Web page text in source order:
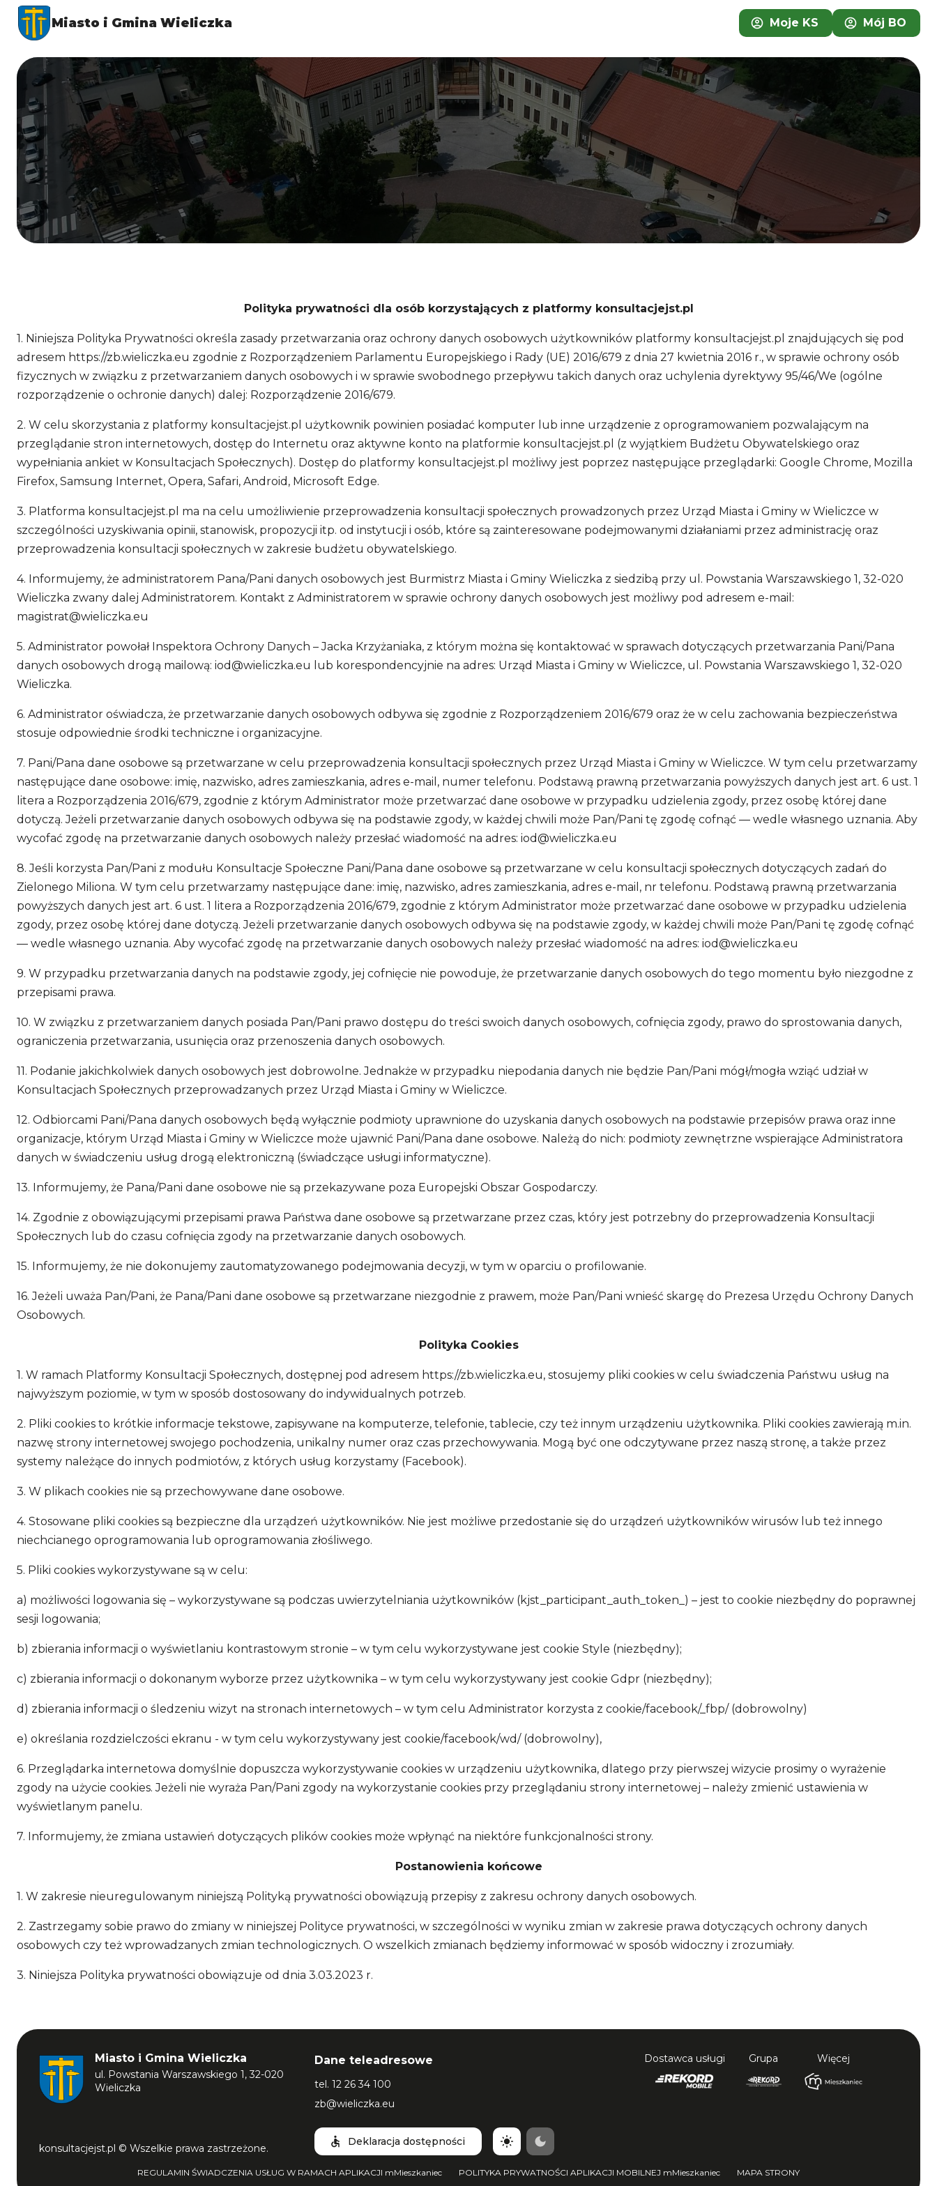
Miasto i Gmina Wieliczka Moje KS Mój BO
Polityka prywatności dla osób korzystających z platformy konsultacjejst.pl
1. Niniejsza Polityka Prywatności określa zasady przetwarzania oraz ochrony danych osobowych użytkowników platformy konsultacjejst.pl znajdujących się pod
adresem https://zb.wieliczka.eu zgodnie z Rozporządzeniem Parlamentu Europejskiego i Rady (UE) 2016/679 z dnia 27 kwietnia 2016 r., w sprawie ochrony osób
fizycznych w związku z przetwarzaniem danych osobowych i w sprawie swobodnego przepływu takich danych oraz uchylenia dyrektywy 95/46/We (ogólne
rozporządzenie o ochronie danych) dalej: Rozporządzenie 2016/679.
2. W celu skorzystania z platformy konsultacjejst.pl użytkownik powinien posiadać komputer lub inne urządzenie z oprogramowaniem pozwalającym na
przeglądanie stron internetowych, dostęp do Internetu oraz aktywne konto na platformie konsultacjejst.pl (z wyjątkiem Budżetu Obywatelskiego oraz
wypełniania ankiet w Konsultacjach Społecznych). Dostęp do platformy konsultacjejst.pl możliwy jest poprzez następujące przeglądarki: Google Chrome, Mozilla
Firefox, Samsung Internet, Opera, Safari, Android, Microsoft Edge.
3. Platforma konsultacjejst.pl ma na celu umożliwienie przeprowadzenia konsultacji społecznych prowadzonych przez Urząd Miasta i Gminy w Wieliczce w
szczególności uzyskiwania opinii, stanowisk, propozycji itp. od instytucji i osób, które są zainteresowane podejmowanymi działaniami przez administrację oraz
przeprowadzenia konsultacji społecznych w zakresie budżetu obywatelskiego.
4. Informujemy, że administratorem Pana/Pani danych osobowych jest Burmistrz Miasta i Gminy Wieliczka z siedzibą przy ul. Powstania Warszawskiego 1, 32-020
Wieliczka zwany dalej Administratorem. Kontakt z Administratorem w sprawie ochrony danych osobowych jest możliwy pod adresem e-mail:
magistrat@wieliczka.eu
5. Administrator powołał Inspektora Ochrony Danych – Jacka Krzyżaniaka, z którym można się kontaktować w sprawach dotyczących przetwarzania Pani/Pana
danych osobowych drogą mailową: iod@wieliczka.eu
lub korespondencyjnie na adres: Urząd Miasta i Gminy w Wieliczce, ul. Powstania Warszawskiego 1, 32-020
Wieliczka.
6. Administrator oświadcza, że przetwarzanie danych osobowych odbywa się zgodnie z Rozporządzeniem 2016/679 oraz że w celu zachowania bezpieczeństwa
stosuje odpowiednie środki techniczne i organizacyjne.
7. Pani/Pana dane osobowe są przetwarzane w celu przeprowadzenia konsultacji społecznych przez Urząd Miasta i Gminy w Wieliczce. W tym celu przetwarzamy
następujące dane osobowe: imię, nazwisko, adres zamieszkania, adres e-mail, numer telefonu. Podstawą prawną przetwarzania powyższych danych jest art. 6 ust. 1
litera a Rozporządzenia 2016/679, zgodnie z którym Administrator może przetwarzać dane osobowe w przypadku udzielenia zgody, przez osobę której dane
dotyczą. Jeżeli przetwarzanie danych osobowych odbywa się na podstawie zgody, w każdej chwili może Pan/Pani tę zgodę cofnąć — wedle własnego uznania. Aby
wycofać zgodę na przetwarzanie danych osobowych należy przesłać wiadomość na adres: iod@wieliczka.eu
8. Jeśli korzysta Pan/Pani z modułu Konsultacje Społeczne Pani/Pana dane osobowe są przetwarzane w celu konsultacji społecznych dotyczących zadań do
Zielonego Miliona. W tym celu przetwarzamy następujące dane: imię, nazwisko, adres zamieszkania, adres e-mail, nr telefonu. Podstawą prawną przetwarzania
powyższych danych jest art. 6 ust. 1 litera a Rozporządzenia 2016/679, zgodnie z którym Administrator może przetwarzać dane osobowe w przypadku udzielenia
zgody, przez osobę której dane dotyczą. Jeżeli przetwarzanie danych osobowych odbywa się na podstawie zgody, w każdej chwili może Pan/Pani tę zgodę cofnąć
— wedle własnego uznania. Aby wycofać zgodę na przetwarzanie danych osobowych należy przesłać wiadomość na adres: iod@wieliczka.eu
9. W przypadku przetwarzania danych na podstawie zgody, jej cofnięcie nie powoduje, że przetwarzanie danych osobowych do tego momentu było niezgodne z
przepisami prawa.
10. W związku z przetwarzaniem danych posiada Pan/Pani prawo dostępu do treści swoich danych osobowych, cofnięcia zgody, prawo do sprostowania danych,
ograniczenia przetwarzania, usunięcia oraz przenoszenia danych osobowych.
11. Podanie jakichkolwiek danych osobowych jest dobrowolne. Jednakże w przypadku niepodania danych nie będzie Pan/Pani mógł/mogła wziąć udział w
Konsultacjach Społecznych przeprowadzanych przez Urząd Miasta i Gminy w Wieliczce.
12. Odbiorcami Pani/Pana danych osobowych będą wyłącznie podmioty uprawnione do uzyskania danych osobowych na podstawie przepisów prawa oraz inne
organizacje, którym Urząd Miasta i Gminy w Wieliczce może ujawnić Pani/Pana dane osobowe. Należą do nich: podmioty zewnętrzne wspierające Administratora
danych w świadczeniu usług drogą elektroniczną (świadczące usługi informatyczne).
13. Informujemy, że Pana/Pani dane osobowe nie są przekazywane poza Europejski Obszar Gospodarczy.
14. Zgodnie z obowiązującymi przepisami prawa Państwa dane osobowe są przetwarzane przez czas, który jest potrzebny do przeprowadzenia Konsultacji
Społecznych lub do czasu cofnięcia zgody na przetwarzanie danych osobowych.
15. Informujemy, że nie dokonujemy zautomatyzowanego podejmowania decyzji, w tym w oparciu o profilowanie.
16. Jeżeli uważa Pan/Pani, że Pana/Pani dane osobowe są przetwarzane niezgodnie z prawem, może Pan/Pani wnieść skargę do Prezesa Urzędu Ochrony Danych
Osobowych.
Polityka Cookies
1. W ramach Platformy Konsultacji Społecznych, dostępnej pod adresem https://zb.wieliczka.eu, stosujemy pliki cookies w celu świadczenia Państwu usług na
najwyższym poziomie, w tym w sposób dostosowany do indywidualnych potrzeb.
2. Pliki cookies to krótkie informacje tekstowe, zapisywane na komputerze, telefonie, tablecie, czy też innym urządzeniu użytkownika. Pliki cookies zawierają m.in.
nazwę strony internetowej swojego pochodzenia, unikalny numer oraz czas przechowywania. Mogą być one odczytywane przez naszą stronę, a także przez
systemy należące do innych podmiotów, z których usług korzystamy (Facebook).
3. W plikach cookies nie są przechowywane dane osobowe.
4. Stosowane pliki cookies są bezpieczne dla urządzeń użytkowników. Nie jest możliwe przedostanie się do urządzeń użytkowników wirusów lub też innego
niechcianego oprogramowania lub oprogramowania złośliwego.
5. Pliki cookies wykorzystywane są w celu:
a) możliwości logowania się – wykorzystywane są podczas uwierzytelniania użytkowników (kjst_participant_auth_token_) – jest to cookie niezbędny do poprawnej
sesji logowania;
b) zbierania informacji o wyświetlaniu kontrastowym stronie – w tym celu wykorzystywane jest cookie Style (niezbędny);
c) zbierania informacji o dokonanym wyborze przez użytkownika – w tym celu wykorzystywany jest cookie Gdpr (niezbędny);
d) zbierania informacji o śledzeniu wizyt na stronach internetowych – w tym celu Administrator korzysta z cookie/facebook/_fbp/ (dobrowolny)
e) określania rozdzielczości ekranu - w tym celu wykorzystywany jest cookie/facebook/wd/ (dobrowolny),
6. Przeglądarka internetowa domyślnie dopuszcza wykorzystywanie cookies w urządzeniu użytkownika, dlatego przy pierwszej wizycie prosimy o wyrażenie
zgody na użycie cookies. Jeżeli nie wyraża Pan/Pani zgody na wykorzystanie cookies przy przeglądaniu strony internetowej – należy zmienić ustawienia w
wyświetlanym panelu.
7. Informujemy, że zmiana ustawień dotyczących plików cookies może wpłynąć na niektóre funkcjonalności strony.
Postanowienia końcowe
1. W zakresie nieuregulowanym niniejszą Polityką prywatności obowiązują przepisy z zakresu ochrony danych osobowych.
2. Zastrzegamy sobie prawo do zmiany w niniejszej Polityce prywatności, w szczególności w wyniku zmian w zakresie prawa dotyczących ochrony danych
osobowych czy też wprowadzanych zmian technologicznych. O wszelkich zmianach będziemy informować w sposób widoczny i zrozumiały.
3. Niniejsza Polityka prywatności obowiązuje od dnia 3.03.2023 r.
Miasto i Gmina Wieliczka
ul. Powstania Warszawskiego 1, 32-020
Wieliczka
Dane teleadresowe
tel. 12 26 34 100
zb@wieliczka.eu
Dostawca usługi Grupa Więcej
konsultacjejst.pl © Wszelkie prawa zastrzeżone.
Deklaracja dostępności
REGULAMIN ŚWIADCZENIA USŁUG W RAMACH APLIKACJI mMieszkaniec POLITYKA PRYWATNOŚCI APLIKACJI MOBILNEJ mMieszkaniec MAPA STRONY